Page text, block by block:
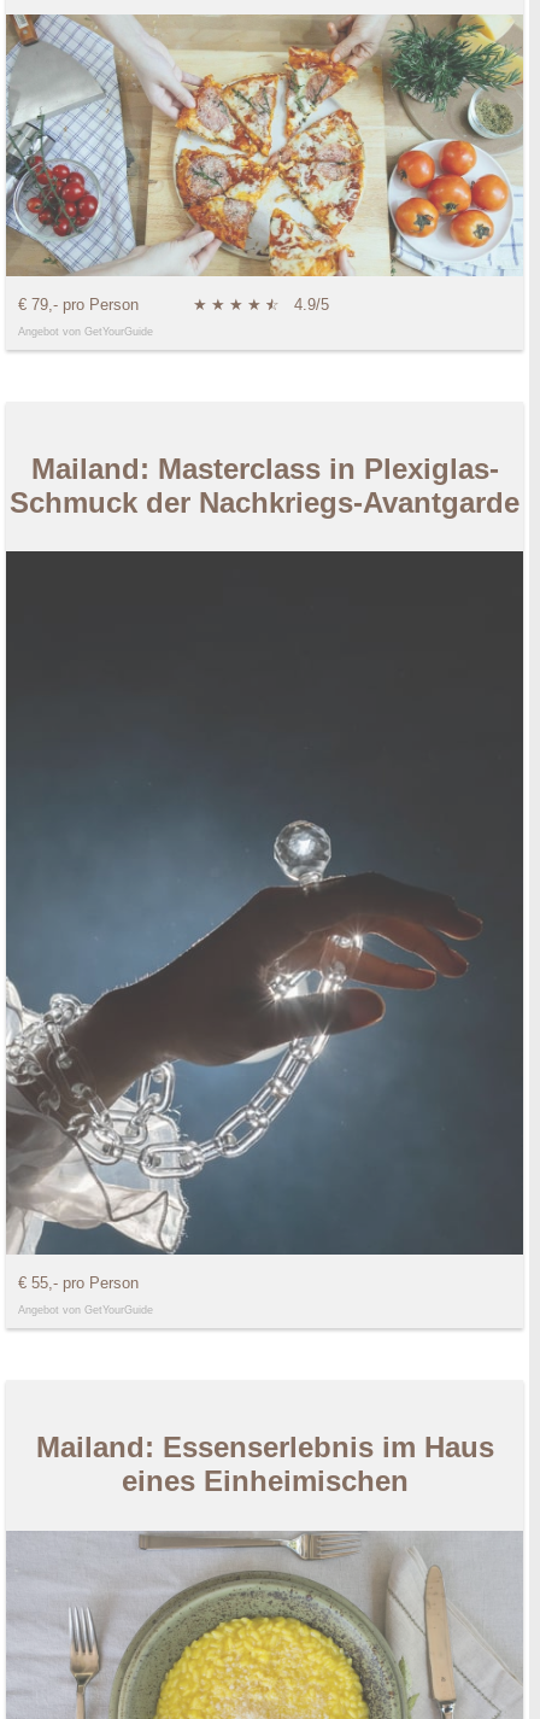
€ 79,- pro Person ★ ★ ★ ★ ★
☆ 4.9/5
Angebot von GetYourGuide
Mailand: Masterclass in Plexiglas-
Schmuck der Nachkriegs-Avantgarde
€ 55,- pro Person
Angebot von GetYourGuide
Mailand: Essenserlebnis im Haus
eines Einheimischen